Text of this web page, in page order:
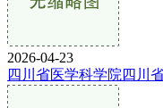
2026-04-23
四川省医学科学院四川